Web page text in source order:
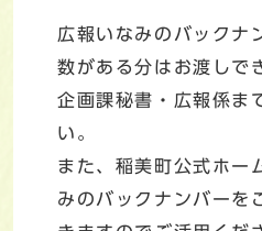
広報いなみのバックナ
数がある分はお渡しで
企画課秘書・広報係ま
い。
また、稲美町公式ホー
みのバックナンバーを